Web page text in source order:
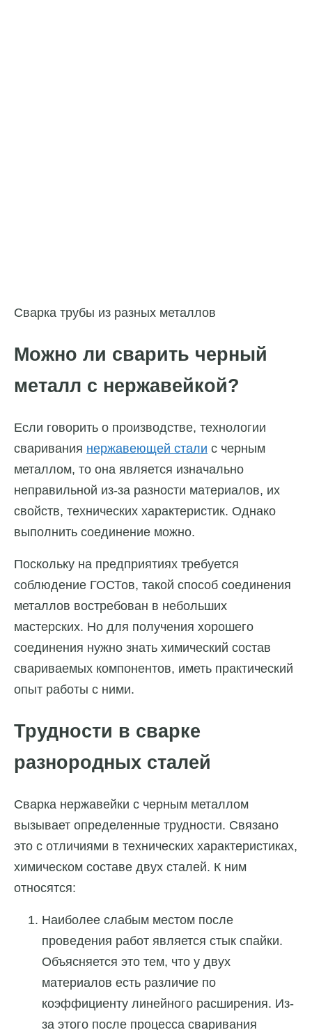
Сварка трубы из разных металлов
Можно ли сварить черный
металл с нержавейкой?
Если говорить о производстве, технологии
сваривания нержавеющей стали с черным
металлом, то она является изначально
неправильной из-за разности материалов, их
свойств, технических характеристик. Однако
выполнить соединение можно.
Поскольку на предприятиях требуется
соблюдение ГОСТов, такой способ соединения
металлов востребован в небольших
мастерских. Но для получения хорошего
соединения нужно знать химический состав
свариваемых компонентов, иметь практический
опыт работы с ними.
Трудности в сварке
разнородных сталей
Сварка нержавейки с черным металлом
вызывает определенные трудности. Связано
это с отличиями в технических характеристиках,
химическом составе двух сталей. К ним
относятся:
Наиболее слабым местом после
проведения работ является стык спайки.
Объясняется это тем, что у двух
материалов есть различие по
коэффициенту линейного расширения. Из-
за этого после процесса сваривания